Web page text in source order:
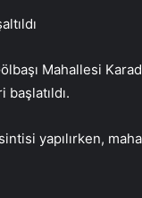
Mahallesi
yapılırken,